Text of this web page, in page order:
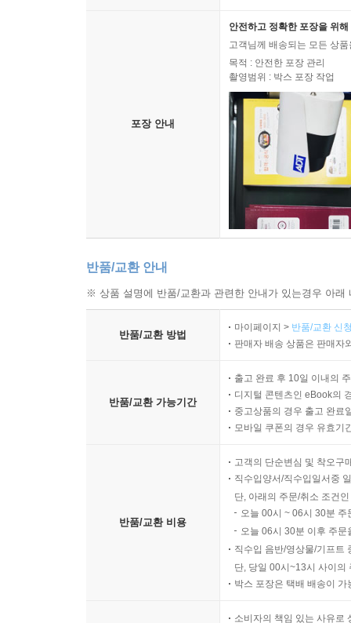
포장 안내
안전하고 정확한 포장을 위
고객님께 배송되는 모든 상
목적 : 안전한 포장 관리
촬영범위 : 박스 포장 작업
반품/교환 안내
※ 상품 설명에 반품/교환과 관련한 안내가 있는경우 아
반품/교환 방법
마이페이지 > 반품/교환 신
판매자 배송 상품은 판매자
반품/교환 가능기간
출고 완료 후 10일 이내의
디지털 콘텐츠인 eBook의
중고상품의 경우 출고 완료
모바일 쿠폰의 경우 유효기
반품/교환 비용
고객의 단순변심 및 착오구
직수입양서/직수입일서중
단, 아래의 주문/취소 조건
오늘 00시 ~ 06시 30분
오늘 06시 30분 이후 주
직수입 음반/영상물/기프트
단, 당일 00시~13시 사이의
박스 포장은 택배 배송이
소비자의 책임 있는 사유로